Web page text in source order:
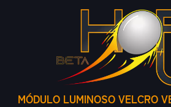
MÓDULO LUMINOSO VELCRO